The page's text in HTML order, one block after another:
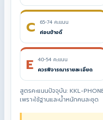
C
65-74 คะแนน
ค่อนข้างดี
E 40-54 คะแนน
ควรพิจารณารายละเอียด
สูตรคะแนนปัจจุบัน: KKL-
เพราะใช้ฐานและน้ำหนักคนละชุด